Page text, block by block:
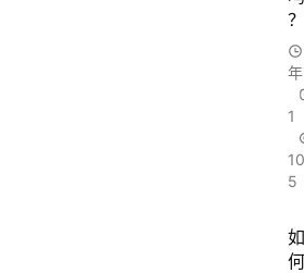
？
1
5
如
何